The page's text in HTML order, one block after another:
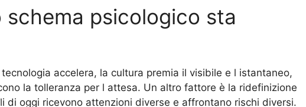
schema psicologico sta
tecnologia accelera, la cultura premia il visibile e l istantaneo,
la tolleranza per l attesa. Un altro fattore è la ridefinizione
di oggi ricevono attenzioni diverse e affrontano rischi diversi.